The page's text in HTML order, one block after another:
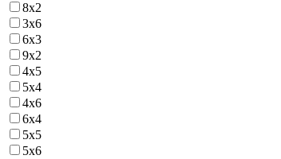
8х2
3х6
6х3
9х2
4х5
5х4
4х6
6х4
5х5
5х6